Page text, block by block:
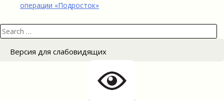
операции «Подросток»
Search
for:
Версия для слабовидящих